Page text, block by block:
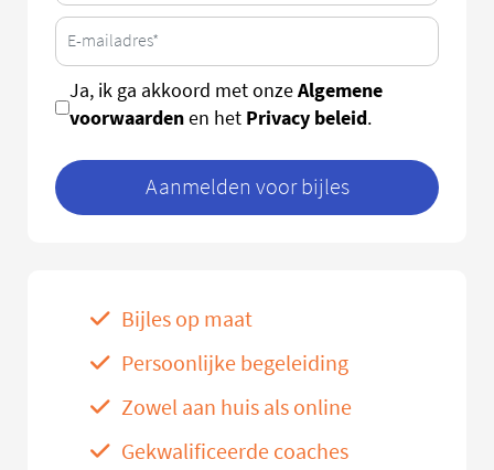
Ja, ik ga akkoord met onzeAlgemene
voorwaardenen het Privacy beleid.
Aanmelden voor bijles
Bijles op maat
Persoonlijke begeleiding
Zowel aan huis als online
Gekwalificeerde coaches